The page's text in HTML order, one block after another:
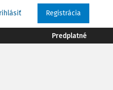
Registrácia
Predplatné